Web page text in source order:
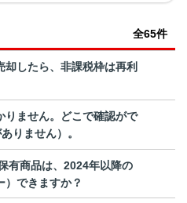
全65件
したら、非課税枠は再利
りません。どこで確認がで
りません）。
有商品は、2024年以降の
）できますか？